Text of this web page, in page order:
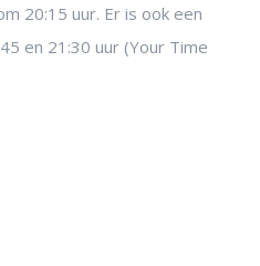
20:15 uur. Er is ook een
en 21:30 uur (Your Time